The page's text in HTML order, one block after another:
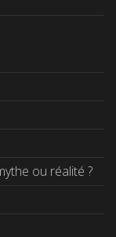
ou réalité ?